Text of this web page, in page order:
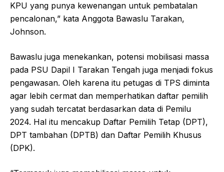
KPU yang punya kewenangan untuk pembatalan
pencalonan,” kata Anggota Bawaslu Tarakan,
Johnson.
Bawaslu juga menekankan, potensi mobilisasi massa
pada PSU Dapil I Tarakan Tengah juga menjadi fokus
pengawasan. Oleh karena itu petugas di TPS diminta
agar lebih cermat dan memperhatikan daftar pemilih
yang sudah tercatat berdasarkan data di Pemilu
2024. Hal itu mencakup Daftar Pemilih Tetap (DPT),
DPT tambahan (DPTB) dan Daftar Pemilih Khusus
(DPK).